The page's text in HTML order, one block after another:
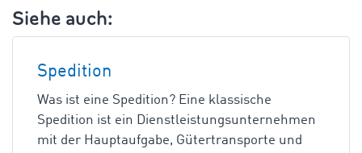
Siehe auch:
Spedition
Was ist eine Spedition? Eine klassische
Spedition ist ein Dienstleistungsunternehmen
mit der Hauptaufgabe, Gütertransporte und